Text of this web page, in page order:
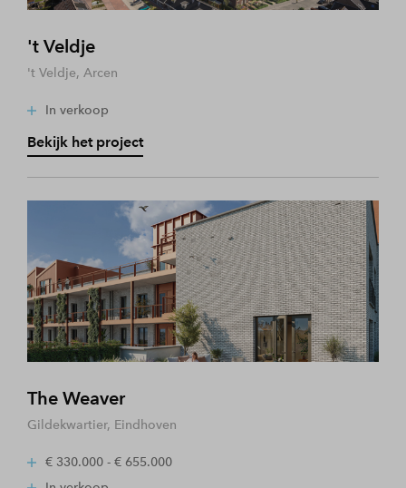
't Veldje
't Veldje, Arcen
In verkoop
Bekijk het project
The Weaver
Gildekwartier, Eindhoven
€ 330.000 - € 655.000